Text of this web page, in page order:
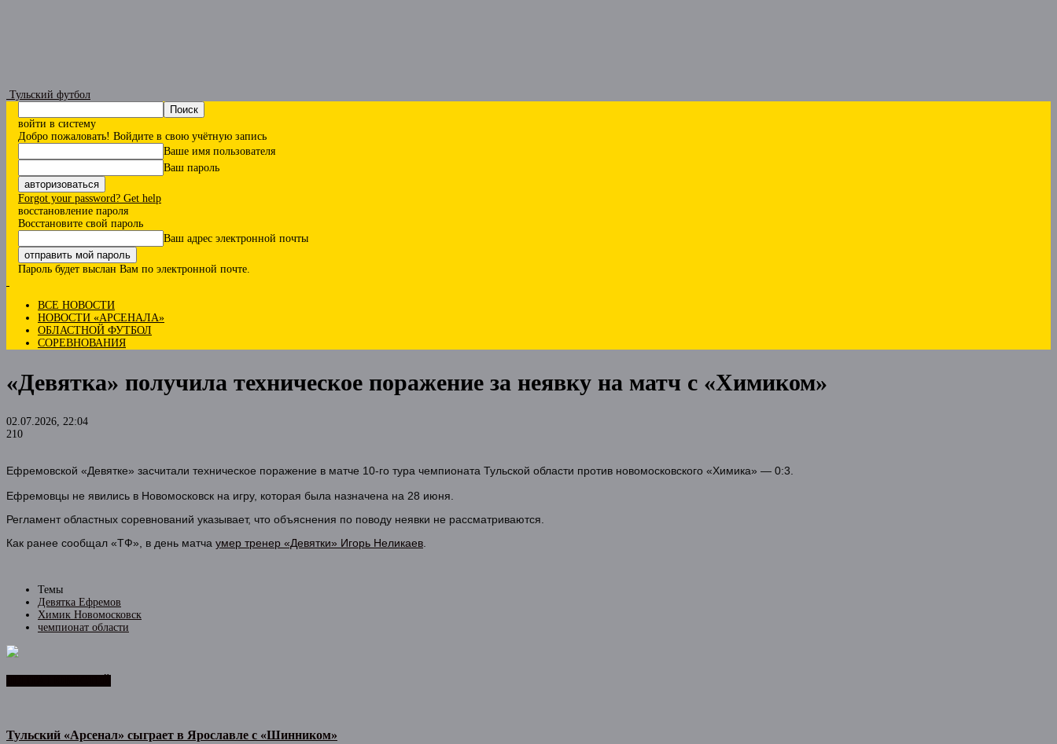
Тульский футбол
войти в систему
Добро пожаловать! Войдите в свою учётную запись
Ваше имя пользователя
Ваш пароль
Forgot your password? Get help
восстановление пароля
Восстановите свой пароль
Ваш адрес электронной почты
Пароль будет выслан Вам по электронной почте.
ВСЕ НОВОСТИ
НОВОСТИ «АРСЕНАЛА»
ОБЛАСТНОЙ ФУТБОЛ
СОРЕВНОВАНИЯ
«Девятка» получила техническое поражение за неявку на матч с «Химиком»
02.07.2026, 22:04
210
Ефремовской «Девятке» засчитали техническое поражение в матче 10-го тура чемпионата Тульской области против новомосковского «Химика» — 0:3.
Ефремовцы не явились в Новомосковск на игру, которая была назначена на 28 июня.
Регламент областных соревнований указывает, что объяснения по поводу неявки не рассматриваются.
Как ранее сообщал «ТФ», в день матча умер тренер «Девятки» Игорь Неликаев
Темы
Девятка Ефремов
Химик Новомосковск
чемпионат области
Тульский «Арсенал» сыграет в Ярославле с «Шинником»